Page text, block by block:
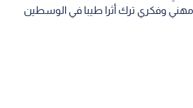
وفكري ترك أثرا طيبا في الوسطين